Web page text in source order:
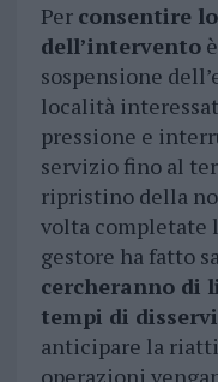
Per consentire
dell’interventoè
sospensione
località
pressione e
servizio fino al
ripristino della
volta completate
gestore ha fatto
cercheranno di
tempi di
anticipare la